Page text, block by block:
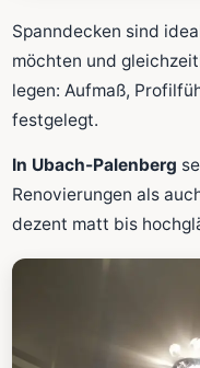
FLÄCHE (M²)
Fläche wird in den großen
Spanndecken sind
möchten und
legen: Aufmaß,
festgelegt.
In Ubach-Palenberg
Renovierungen als
dezent matt bis